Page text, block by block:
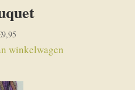
9,95
winkelwagen